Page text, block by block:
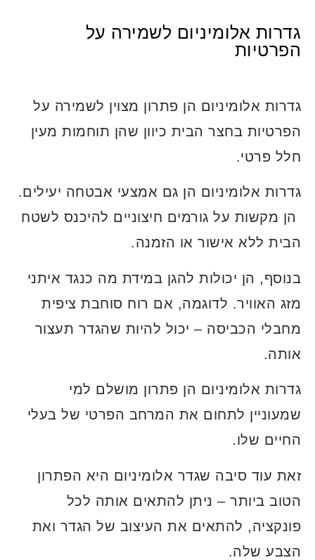
גדרות אלומיניום לשמירה על
הפרטיות
גדרות אלומיניום הן פתרון מצוין לשמירה על
הפרטיות בחצר הבית כיוון שהן תוחמות מעין
חלל פרטי.
גדרות אלומיניום הן גם אמצעי אבטחה יעילים.
הן מקשות על גורמים חיצוניים להיכנס לשטח
הבית ללא אישור או הזמנה.
בנוסף, הן יכולות להגן במידת מה כנגד איתני
מזג האוויר. לדוגמה, אם רוח סוחבת ציפית
מחבלי הכביסה – יכול להיות שהגדר תעצור
אותה.
גדרות אלומיניום הן פתרון מושלם למי
שמעוניין לתחום את המרחב הפרטי של בעלי
החיים שלו.
זאת עוד סיבה שגדר אלומיניום היא הפתרון
הטוב ביותר – ניתן להתאים אותה לכל
פונקציה, להתאים את העיצוב של הגדר ואת
הצבע שלה.